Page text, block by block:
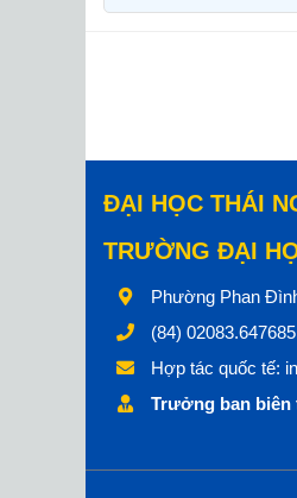
ĐẠI HỌC THÁI
TRƯỜNG ĐẠI
Phường Phan
(84)
Hợp tác quốc tế:
Trưởng ban biên